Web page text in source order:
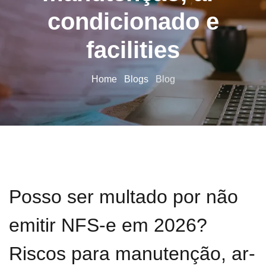
condicionado e
facilities
Home Blogs Blog
Posso ser multado por não
emitir NFS-e em 2026?
Riscos para manutenção, ar-